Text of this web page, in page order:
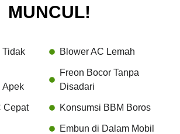
MUNCUL!
Tidak
Apek
Cepat
Blower AC Lemah
Freon Bocor Tanpa
Disadari
Konsumsi BBM Boros
Embun di Dalam Mobil